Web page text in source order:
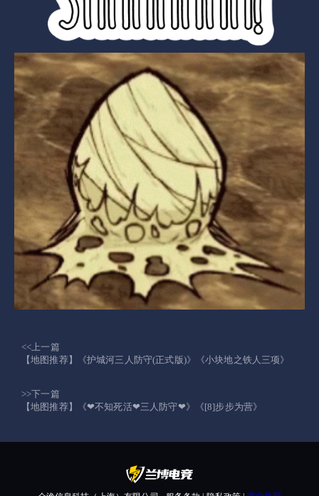
<<上一篇
【地图推荐】《护城河三人防守(正式版)》《小块地之铁人三项》
>>下一篇
【地图推荐】《❤不知死活❤三人防守❤》《[8]步步为营》